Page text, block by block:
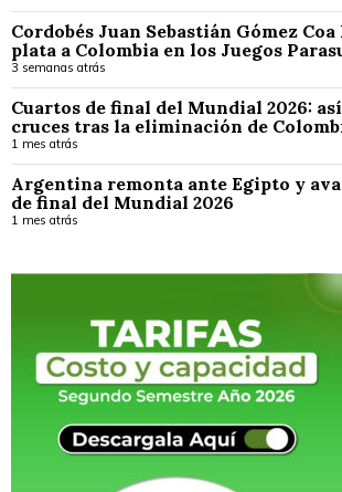
Cordobés Juan Sebastián Gómez
plata a Colombia en los Juegos
3 semanas atrás
Cuartos de final del Mundial 2026:
cruces tras la eliminación de
1 mes atrás
Argentina remonta ante Egipto y
de final del Mundial 2026
1 mes atrás